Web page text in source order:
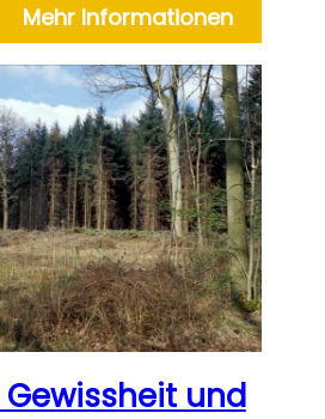
Mehr Informationen
und